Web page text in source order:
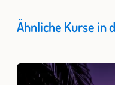
Ähnliche Kurse in